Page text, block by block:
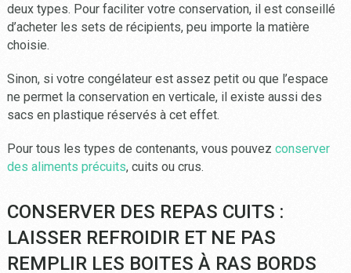
deux types. Pour faciliter votre conservation, il est conseillé
d’acheter les sets de récipients, peu importe la matière
choisie.
Sinon, si votre congélateur est assez petit ou que l’espace
ne permet la conservation en verticale, il existe aussi des
sacs en plastique réservés à cet effet.
Pour tous les types de contenants, vous pouvez conserver
des aliments précuits, cuits ou crus.
CONSERVER DES REPAS CUITS :
LAISSER REFROIDIR ET NE PAS
REMPLIR LES BOITES À RAS BORDS